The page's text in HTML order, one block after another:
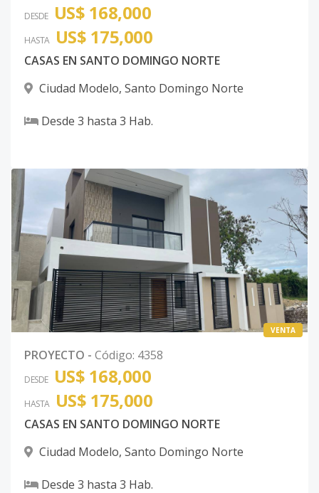
DESDE US$ 168,000
HASTA US$ 175,000
CASAS EN SANTO DOMINGO NORTE
Ciudad Modelo, Santo Domingo Norte
Desde 3 hasta 3 Hab.
VENTA
PROYECTO - Código: 4358
DESDE US$ 168,000
HASTA US$ 175,000
CASAS EN SANTO DOMINGO NORTE
Ciudad Modelo, Santo Domingo Norte
Desde 3 hasta 3 Hab.